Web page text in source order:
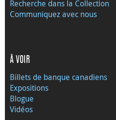
Recherche dans la Collection
Communiquez avec nous
À VOIR
Billets de banque canadiens
Expositions
Blogue
Vidéos